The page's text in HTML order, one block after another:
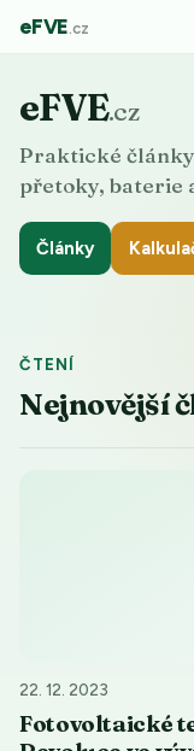
eFVE.cz
eFVE.cz
Praktické
přetoky, baterie
Články
ČTENÍ
Nejnovější
22. 12. 2023
Fotovoltaické